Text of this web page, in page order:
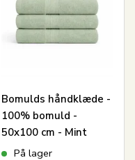
Bomulds håndklæde -
100% bomuld -
50x100 cm - Mint
På lager